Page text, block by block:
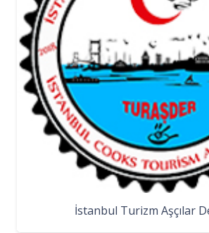
İstanbul Turizm Aşçılar